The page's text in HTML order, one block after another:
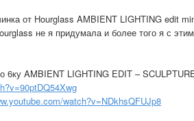
от Hourglass AMBIENT LIGHTING edit
не я придумала и более того я с
6ку AMBIENT LIGHTING EDIT –
watch?v=NDkhsQFUJp8